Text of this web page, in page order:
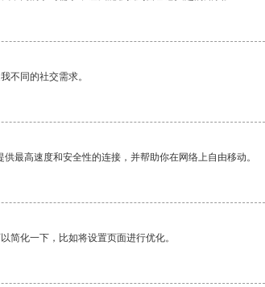
不同的社交需求。
最高速度和安全性的连接，并帮助你在网络上自由移动。
简化一下，比如将设置页面进行优化。